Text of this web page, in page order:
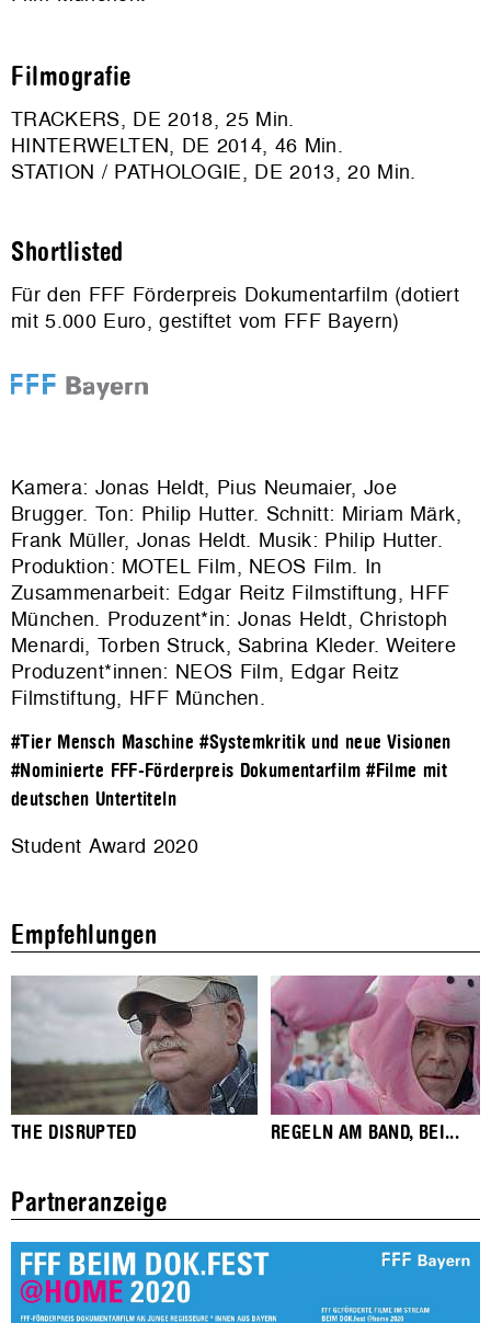
Filmografie
TRACKERS, DE 2018, 25 Min.
HINTERWELTEN, DE 2014, 46 Min.
STATION / PATHOLOGIE, DE 2013, 20 Min.
Shortlisted
Für den FFF Förderpreis Dokumentarfilm (dotiert
mit 5.000 Euro, gestiftet vom FFF Bayern)
Kamera: Jonas Heldt, Pius Neumaier, Joe
Brugger. Ton: Philip Hutter. Schnitt: Miriam Märk,
Frank Müller, Jonas Heldt. Musik: Philip Hutter.
Produktion: MOTEL Film, NEOS Film. In
Zusammenarbeit: Edgar Reitz Filmstiftung, HFF
München. Produzent*in: Jonas Heldt, Christoph
Menardi, Torben Struck, Sabrina Kleder. Weitere
Produzent*innen: NEOS Film, Edgar Reitz
Filmstiftung, HFF München.
#Tier Mensch Maschine #Systemkritik und neue Visionen
#Nominierte FFF-Förderpreis Dokumentarfilm #Filme mit
deutschen Untertiteln
Student Award 2020
Empfehlungen
THE DISRUPTED REGELN AM BAND, BEI...
Partneranzeige